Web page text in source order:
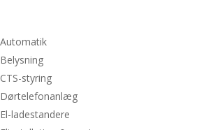
Automatik
Belysning
CTS-styring
Dørtelefonanlæg
El-ladestandere